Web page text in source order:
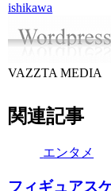
ishikawa
VAZZTA MEDIA
関連記事
エンタメ
フィギュアス